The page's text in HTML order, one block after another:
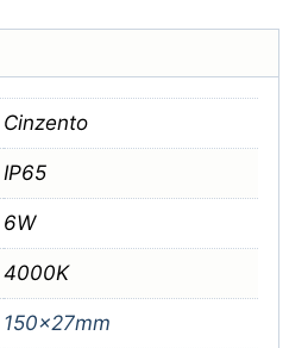
Cinzento
IP65
6W
4000K
150x27mm